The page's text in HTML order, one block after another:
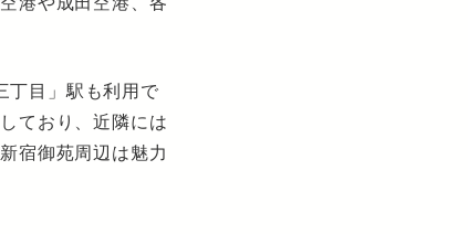
丁目」駅も利用で
ており、近隣には
宿御苑周辺は魅力